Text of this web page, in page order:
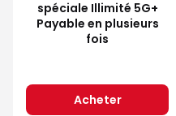
spéciale Illimité 5G+
Payable en plusieurs
fois
Acheter